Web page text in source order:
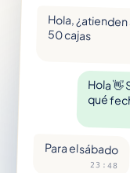
Hola,
50 cajas
Hola 👋
qué
Para el sábado
23:48